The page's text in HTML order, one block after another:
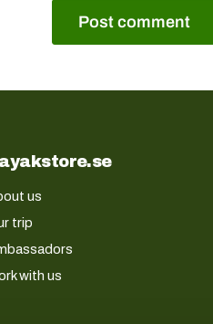
Post comment
us
trip
with us